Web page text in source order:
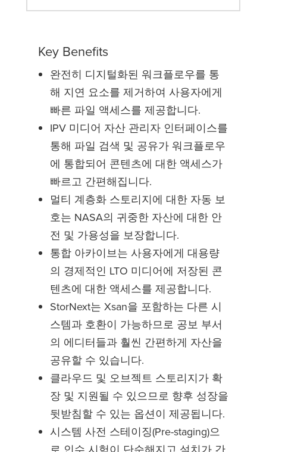
Key Benefits
완전히 디지털화된 워크플로우를 통
해 지연 요소를 제거하여 사용자에게
빠른 파일 액세스를 제공합니다.
IPV 미디어 자산 관리자 인터페이스를
통해 파일 검색 및 공유가 워크플로우
에 통합되어 콘텐츠에 대한 액세스가
빠르고 간편해집니다.
멀티 계층화 스토리지에 대한 자동 보
호는 NASA의 귀중한 자산에 대한 안
전 및 가용성을 보장합니다.
통합 아카이브는 사용자에게 대용량
의 경제적인 LTO 미디어에 저장된 콘
텐츠에 대한 액세스를 제공합니다.
StorNext는 Xsan을 포함하는 다른 시
스템과 호환이 가능하므로 공보 부서
의 에디터들과 훨씬 간편하게 자산을
공유할 수 있습니다.
클라우드 및 오브젝트 스토리지가 확
장 및 지원될 수 있으므로 향후 성장을
뒷받침할 수 있는 옵션이 제공됩니다.
시스템 사전 스테이징(Pre-staging)으